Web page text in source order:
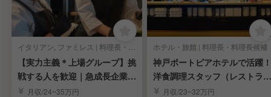
イタリアン, ファミレス | 料理長・料理長候補
【実力主義＊上場グループ】挑
戦する人を歓迎｜急成長企業で
キャリアを実現
月収/24~35万円
ホテル・旅館 | 料理長・料理長候補
神戸ポートピアホテルで活躍！
洋食調理スタッフ（レストラ
ン・宴会）募集！
月収/23~32万円